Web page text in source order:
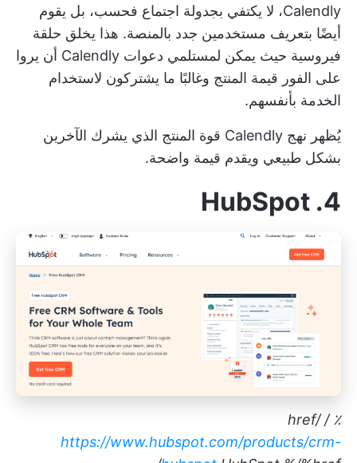
Calendly، لا يكتفي بجدولة اجتماع فحسب، بل يقوم
أيضًا بتعريف مستخدمين جدد بالمنصة. هذا يخلق حلقة
فيروسية حيث يمكن لمستلمي دعوات Calendly أن يروا
على الفور قيمة المنتج وغالبًا ما يشتركون لاستخدام
الخدمة بأنفسهم.
يُظهر نهج Calendly قوة المنتج الذي يشرك الآخرين
بشكل طبيعي ويقدم قيمة واضحة.
4. HubSpot
٪ / href/
https://www.hubspot.com/products/crm-